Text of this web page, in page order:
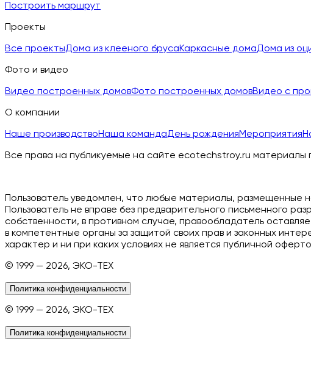
Построить маршрут
Проекты
Все проектыДома из клееного брусаКаркасные домаДома из
Фото и видео
Видео построенных домовФото построенных домовВидео с
О компании
Наше производствоНаша командаДень рожденияМероприятия
Все права на публикуемые на сайте ecotechstroy.ru
Пользователь уведомлен, что любые материалы, размещенные
Пользователь не вправе без предварительного письменного
собственности, в противном случае, правообладатель
в компетентные органы за защитой своих прав и законных
характер и ни при каких условиях не является публичной
© 1999 — 2026, ЭКО-ТЕХ
Политика конфиденциальности
© 1999 — 2026, ЭКО-ТЕХ
Политика конфиденциальности